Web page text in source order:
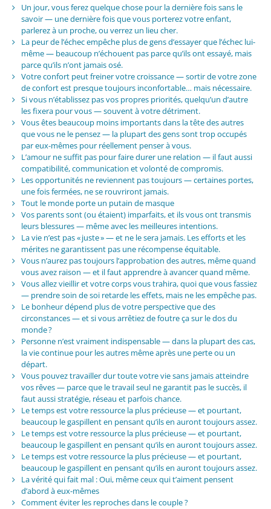
Un jour, vous ferez quelque chose pour la dernière fois sans le
savoir — une dernière fois que vous porterez votre enfant,
parlerez à un proche, ou verrez un lieu cher.
La peur de l’échec empêche plus de gens d’essayer que l’échec lui-
même — beaucoup n’échouent pas parce qu’ils ont essayé, mais
parce qu’ils n’ont jamais osé.
Votre confort peut freiner votre croissance — sortir de votre zone
de confort est presque toujours inconfortable… mais nécessaire.
Si vous n’établissez pas vos propres priorités, quelqu’un d’autre
les fixera pour vous — souvent à votre détriment.
Vous êtes beaucoup moins importants dans la tête des autres
que vous ne le pensez — la plupart des gens sont trop occupés
par eux-mêmes pour réellement penser à vous.
L’amour ne suffit pas pour faire durer une relation — il faut aussi
compatibilité, communication et volonté de compromis.
Les opportunités ne reviennent pas toujours — certaines portes,
une fois fermées, ne se rouvriront jamais.
Tout le monde porte un putain de masque
Vos parents sont (ou étaient) imparfaits, et ils vous ont transmis
leurs blessures — même avec les meilleures intentions.
La vie n’est pas « juste » — et ne le sera jamais. Les efforts et les
mérites ne garantissent pas une récompense équitable.
Vous n’aurez pas toujours l’approbation des autres, même quand
vous avez raison — et il faut apprendre à avancer quand même.
Vous allez vieillir et votre corps vous trahira, quoi que vous fassiez
— prendre soin de soi retarde les effets, mais ne les empêche pas.
Le bonheur dépend plus de votre perspective que des
circonstances — et si vous arrêtiez de foutre ça sur le dos du
monde ?
Personne n’est vraiment indispensable — dans la plupart des cas,
la vie continue pour les autres même après une perte ou un
départ.
Vous pouvez travailler dur toute votre vie sans jamais atteindre
vos rêves — parce que le travail seul ne garantit pas le succès, il
faut aussi stratégie, réseau et parfois chance.
Le temps est votre ressource la plus précieuse — et pourtant,
beaucoup le gaspillent en pensant qu’ils en auront toujours assez.
Le temps est votre ressource la plus précieuse — et pourtant,
beaucoup le gaspillent en pensant qu’ils en auront toujours assez.
Le temps est votre ressource la plus précieuse — et pourtant,
beaucoup le gaspillent en pensant qu’ils en auront toujours assez.
La vérité qui fait mal : Oui, même ceux qui t’aiment pensent
d’abord à eux-mêmes
Comment éviter les reproches dans le couple ?